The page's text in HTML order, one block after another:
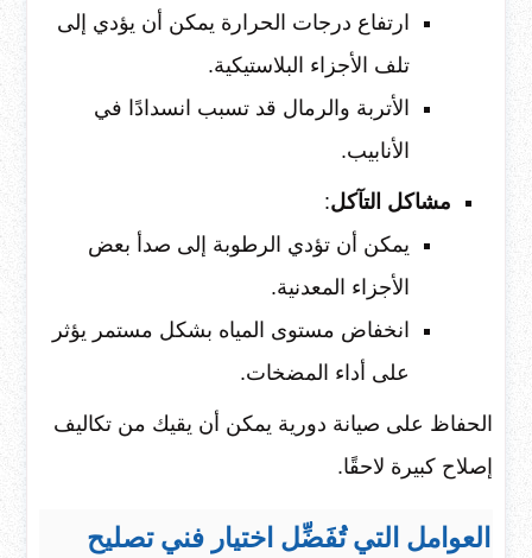
ارتفاع درجات الحرارة يمكن أن يؤدي إلى
تلف الأجزاء البلاستيكية.
الأتربة والرمال قد تسبب انسدادًا في
الأنابيب.
مشاكل التآكل:
يمكن أن تؤدي الرطوبة إلى صدأ بعض
الأجزاء المعدنية.
انخفاض مستوى المياه بشكل مستمر يؤثر
على أداء المضخات.
الحفاظ على صيانة دورية يمكن أن يقيك من تكاليف
إصلاح كبيرة لاحقًا.
العوامل التي تُفَضِّل اختيار فني تصليح